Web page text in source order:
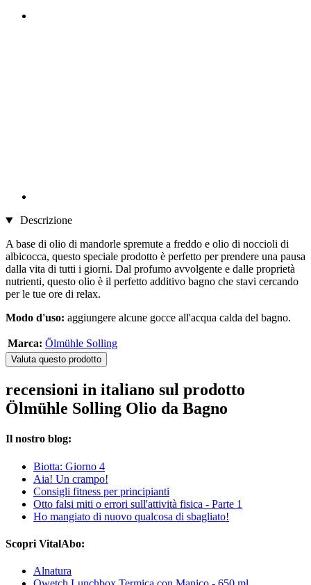
Descrizione
A base di olio di mandorle spremute a freddo e olio di noccioli di
albicocca, questo speciale prodotto è perfetto per prendere una pausa
dalla vita di tutti i giorni. Dal profumo avvolgente e dalle proprietà
nutrienti, questo olio è il perfetto additivo bagno che stavi cercando
per le tue ore di relax.
Modo d'uso: aggiungere alcune gocce all'acqua calda del bagno.
Marca: Ölmühle Solling
Valuta questo prodotto
recensioni in italiano sul prodotto
Ölmühle Solling Olio da Bagno
Il nostro blog:
Biotta: Giorno 4
Aia! Un crampo!
Consigli fitness per principianti
Otto falsi miti o errori sull'attività fisica - Parte 1
Ho mangiato di nuovo qualcosa di sbagliato!
Scopri VitalAbo:
Alnatura